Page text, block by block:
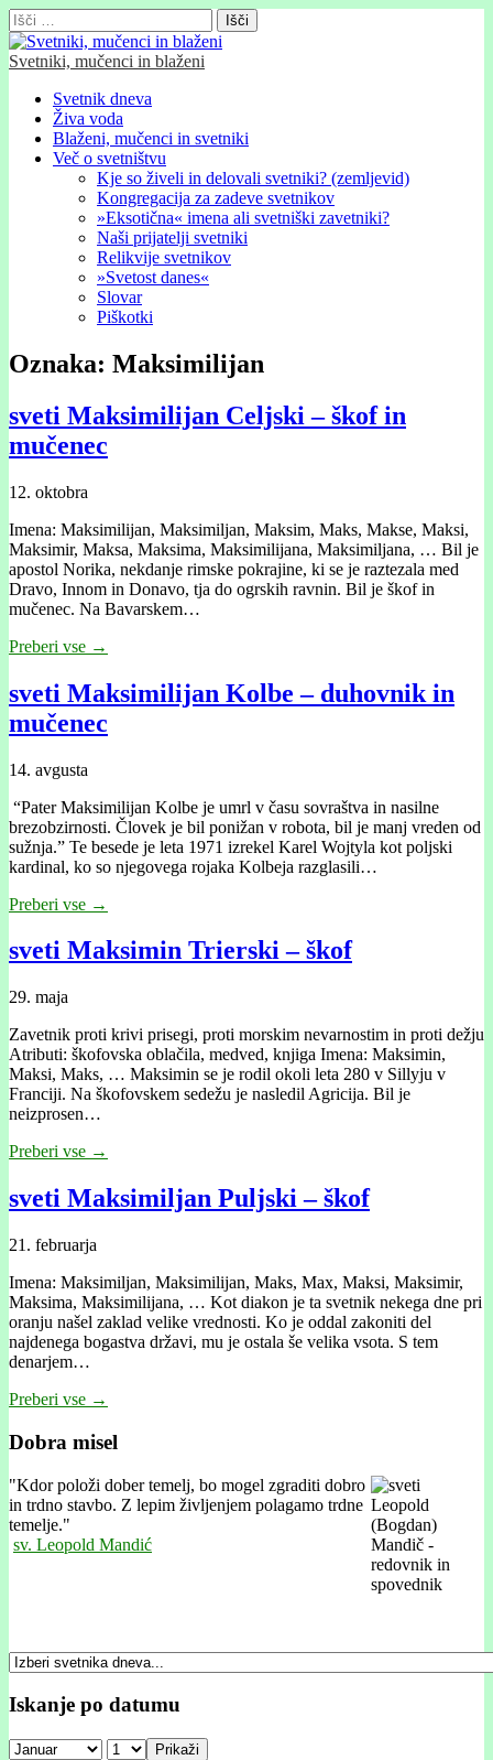
Išči:
Svetniki, mučenci in blaženi
Glavni
meni
Skip
content
Svetnik dneva
Živa voda
Blaženi, mučenci in svetniki
Več o svetništvu
Kje so živeli in delovali svetniki? (zemljevid)
Kongregacija za zadeve svetnikov
»Eksotična« imena ali svetniški zavetniki?
Naši prijatelji svetniki
Relikvije svetnikov
»Svetost danes«
Slovar
Piškotki
Oznaka: Maksimilijan
sveti Maksimilijan Celjski – škof in
mučenec
12. oktobra
Imena: Maksimilijan, Maksimiljan, Maksim, Maks, Makse, Maksi,
Maksimir, Maksa, Maksima, Maksimilijana, Maksimiljana, … Bil je
apostol Norika, nekdanje rimske pokrajine, ki se je raztezala med
Dravo, Innom in Donavo, tja do ogrskih ravnin. Bil je škof in
mučenec. Na Bavarskem…
Preberi vse →
sveti Maksimilijan Kolbe – duhovnik in
mučenec
14. avgusta
“Pater Maksimilijan Kolbe je umrl v času sovraštva in nasilne
brezobzirnosti. Človek je bil ponižan v robota, bil je manj vreden od
sužnja.” Te besede je leta 1971 izrekel Karel Wojtyla kot poljski
kardinal, ko so njegovega rojaka Kolbeja razglasili…
Preberi vse →
sveti Maksimin Trierski – škof
29. maja
Zavetnik proti krivi prisegi, proti morskim nevarnostim in proti dežju
Atributi: škofovska oblačila, medved, knjiga Imena: Maksimin,
Maksi, Maks, … Maksimin se je rodil okoli leta 280 v Sillyju v
Franciji. Na škofovskem sedežu je nasledil Agricija. Bil je
neizprosen…
Preberi vse →
sveti Maksimiljan Puljski – škof
21. februarja
Imena: Maksimiljan, Maksimilijan, Maks, Max, Maksi, Maksimir,
Maksima, Maksimilijana, … Kot diakon je ta svetnik nekega dne pri
oranju našel zaklad velike vrednosti. Ko je oddal zakoniti del
najdenega bogastva državi, mu je ostala še velika vsota. S tem
denarjem…
Preberi vse →
Dobra misel
"Kdor položi dober temelj, bo mogel zgraditi dobro
in trdno stavbo. Z lepim življenjem polagamo trdne
temelje."
sv. Leopold Mandić
Iskanje po datumu
Prikaži